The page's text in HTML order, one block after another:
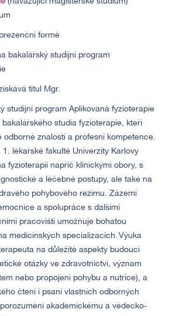
formě
bakalářský studijní program
titul Mgr.
studijní program Aplikovaná fyzioterapie
studia fyzioterapie, kteří
odborné znalosti a profesní kompetence.
1. lékařské fakultě Univerzity Karlovy
fyzioterapii napříč klinickými obory, s
a léčebné postupy, ale také na
pohybového režimu. Zázemí
a spolupráce s dalšími
pracovišti umožňuje bohatou
medicínských specializacích. Výuka
na důležité aspekty budoucí
otázky ve zdravotnictví, význam
nebo propojení pohybu a nutrice), a
čtení i psaní vlastních odborných
akademickému a vědecko-